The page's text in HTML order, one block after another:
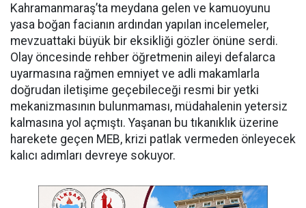
Kahramanmaraş’ta meydana gelen ve kamuoyunu
yasa boğan facianın ardından yapılan incelemeler,
mevzuattaki büyük bir eksikliği gözler önüne serdi.
Olay öncesinde rehber öğretmenin aileyi defalarca
uyarmasına rağmen emniyet ve adli makamlarla
doğrudan iletişime geçebileceği resmi bir yetki
mekanizmasının bulunmaması, müdahalenin yetersiz
kalmasına yol açmıştı. Yaşanan bu tıkanıklık üzerine
harekete geçen MEB, krizi patlak vermeden önleyecek
kalıcı adımları devreye sokuyor.